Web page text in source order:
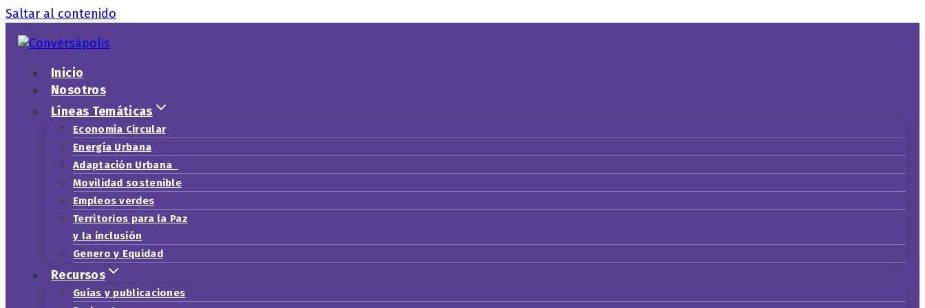
Saltar al contenido
Inicio
Nosotros
Líneas Temáticas
Economía Circular
Energía Urbana
Adaptación Urbana
Movilidad sostenible
Empleos verdes
Territorios para la Paz
y la inclusión
Genero y Equidad
Recursos
Guías y publicaciones